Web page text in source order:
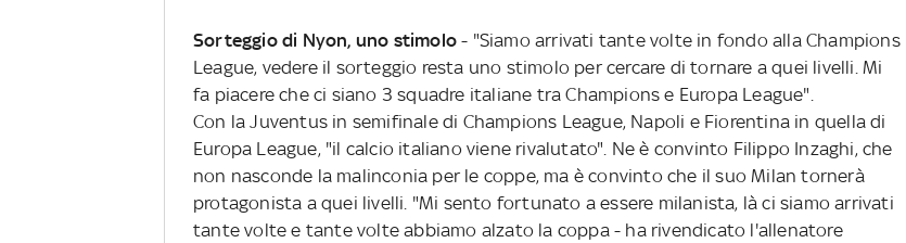
Sorteggio di Nyon, uno stimolo- "Siamo arrivati tante volte in fondo alla Champions
League, vedere il sorteggio resta uno stimolo per cercare di tornare a quei livelli. Mi
fa piacere che ci siano 3 squadre italiane tra Champions e Europa League".
Con la Juventus in semifinale di Champions League, Napoli e Fiorentina in quella di
Europa League, "il calcio italiano viene rivalutato". Ne è convinto Filippo Inzaghi, che
non nasconde la malinconia per le coppe, ma è convinto che il suo Milan tornerà
protagonista a quei livelli. "Mi sento fortunato a essere milanista, là ci siamo arrivati
tante volte e tante volte abbiamo alzato la coppa - ha rivendicato l'allenatore